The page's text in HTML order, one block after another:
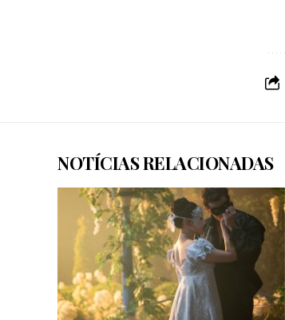
NOTÍCIAS RELACIONADAS